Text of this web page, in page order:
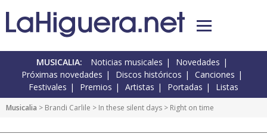
MUSICALIA: Noticias musicales
Novedades
Próximas novedades
Discos históricos
Canciones
Festivales
Premios Artistas Portadas Listas
Musicalia > Brandi Carlile > In these silent days > Right on time